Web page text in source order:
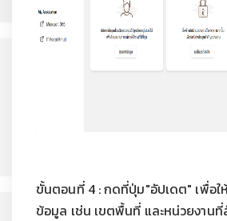
ขั้นตอนที่ 4 : กดที่ปุ่ม"อัปเดต" เพื่อใ
ข้อมูล เช่น เขตพื้นที่ และหน่วยงาน